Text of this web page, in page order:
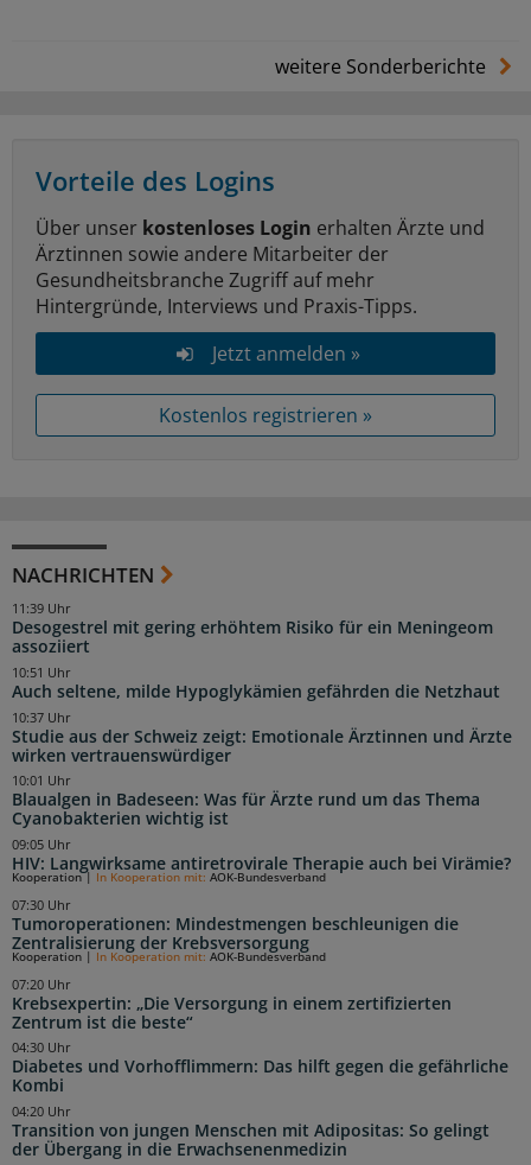
weitere Sonderberichte
Vorteile des Logins
Über unser kostenloses Login erhalten Ärzte und
Ärztinnen sowie andere Mitarbeiter der
Gesundheitsbranche Zugriff auf mehr
Hintergründe, Interviews und Praxis-Tipps.
Jetzt anmelden »
Kostenlos registrieren »
NACHRICHTEN
Desogestrel mit gering erhöhtem Risiko für ein Meningeom
assoziiert
11:39 Uhr
Auch seltene, milde Hypoglykämien gefährden die Netzhaut
10:51 Uhr
Studie aus der Schweiz zeigt: Emotionale Ärztinnen und Ärzte
wirken vertrauenswürdiger
10:37 Uhr
Blaualgen in Badeseen: Was für Ärzte rund um das Thema
Cyanobakterien wichtig ist
10:01 Uhr
HIV: Langwirksame antiretrovirale Therapie auch bei Virämie?
09:05 Uhr
Tumoroperationen: Mindestmengen beschleunigen die
Zentralisierung der Krebsversorgung
Kooperation| In Kooperation mit: AOK-Bundesverband
07:30 Uhr
Krebsexpertin: „Die Versorgung in einem zertifizierten
Zentrum ist die beste“
Kooperation | In Kooperation mit: AOK-Bundesverband
07:20 Uhr
Diabetes und Vorhofflimmern: Das hilft gegen die gefährliche
Kombi
04:30 Uhr
Transition von jungen Menschen mit Adipositas: So gelingt
der Übergang in die Erwachsenenmedizin
04:20 Uhr